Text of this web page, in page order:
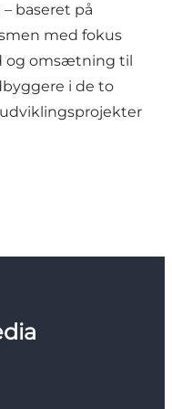
baseret på
med fokus
og omsætning til
i de to